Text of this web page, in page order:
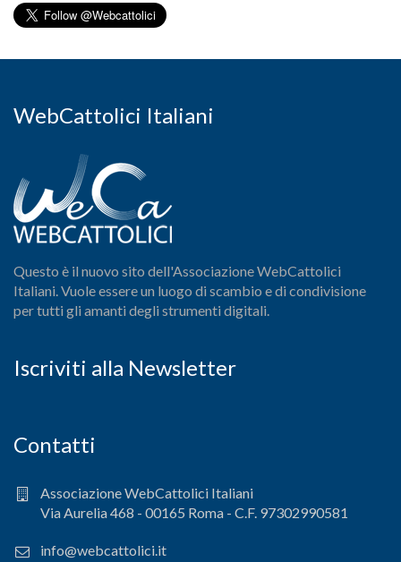
WebCattolici Italiani
Questo è il nuovo sito dell'Associazione WebCattolici
Italiani. Vuole essere un luogo di scambio e di condivisione
per tutti gli amanti degli strumenti digitali.
Iscriviti alla Newsletter
Contatti
Associazione WebCattolici Italiani
Via Aurelia 468 - 00165 Roma - C.F. 97302990581
info@webcattolici.it